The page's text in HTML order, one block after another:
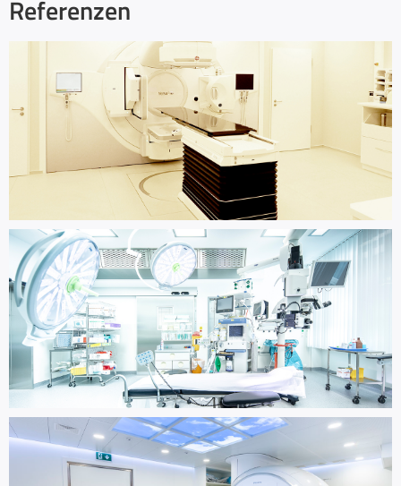
Referenzen
Strahlentherapie St.-Antonius-
Hospital, Eschweiler
Zielplanung und Generalplanung
Ambulantes Operationszentrum
(AOZ), Aachen
Generalplanung